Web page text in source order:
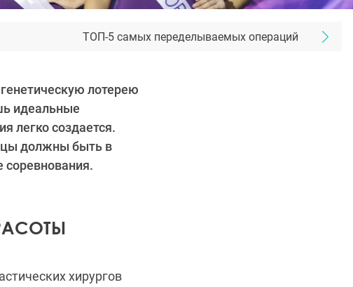
ТОП-5 самых переделываемых операций
лотерею
идеальные
легко создается.
должны быть в
соревнования.
хирургов